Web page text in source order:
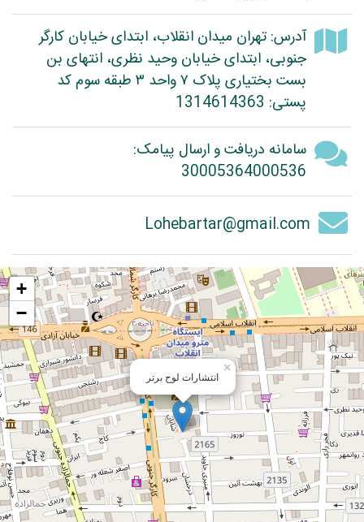
آدرس: تهران میدان انقلاب، ابتدای خیابان کارگر
جنوبی، ابتدای خیابان وحید نظری، انتهای بن
بست بختیاری پلاک ۷ واحد ۳ طبقه سوم کد
پستی: 1314614363
سامانه دریافت و ارسال پیامک:
30005364000536
Lohebartar@gmail.com
انتشارات لوح برتر
×
+
−